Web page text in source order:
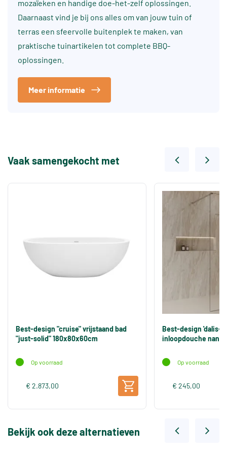
mozaïeken en handige doe-het-zelf oplossingen.
Daarnaast vind je bij ons alles om van jouw tuin of
terras een sfeervolle buitenplek te maken, van
praktische tuinartikelen tot complete BBQ-
oplossingen.
Meer informatie
Vaak samengekocht met
Best-design "cruise" vrijstaand bad
"just-solid" 180x80x60cm
Op voorraad
€ 2.873,00
Best-design 'dalis-
inloopdouche nano
Op voorraad
€ 245,00
Bekijk ook deze alternatieven